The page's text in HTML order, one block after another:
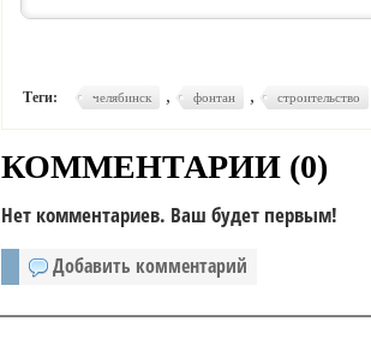
Теги: челябинск , фонтан , строительство
КОММЕНТАРИИ (0)
Нет комментариев. Ваш будет первым!
Добавить комментарий